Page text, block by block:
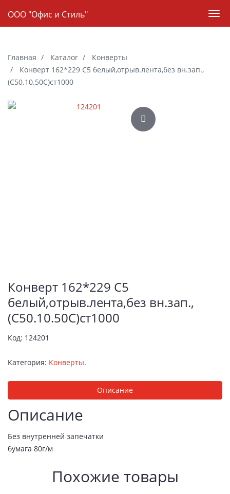
Навигация
ООО "Офис и Стиль"
Главная Каталог
Конверты
Конверт 162*229 С5 белый,отрыв.лента,без вн.зап.,
(С50.10.50С)ст1000
Галерея
Конверт 162*229 С5
белый,отрыв.лента,без вн.зап.,
(С50.10.50С)ст1000
Код: 124201
Категория: Конверты.
Описание
Описание
Без внутренней запечатки
бумага 80г/м
Похожие товары